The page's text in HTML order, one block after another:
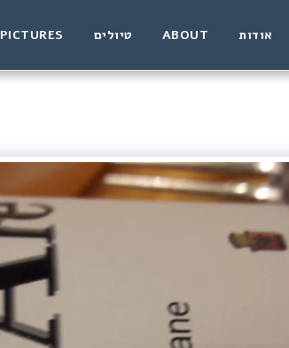
אודות ABOUT טיולים PICTURES